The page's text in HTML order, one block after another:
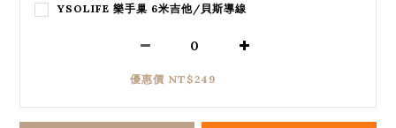
YSOLIFE 樂手巢 6米吉他/貝斯導線
優惠價 NT$249